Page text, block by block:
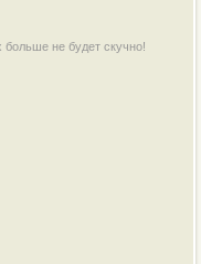
больше не будет скучно!